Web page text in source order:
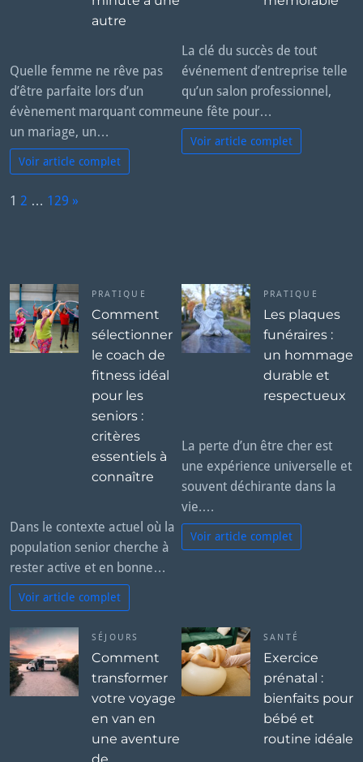
autre
Quelle femme ne rêve pas
d’être parfaite lors d’un
évènement marquant comme
un mariage, un…
Voir article complet
La clé du succès de tout
événement d’entreprise telle
qu’un salon professionnel,
une fête pour…
Voir article complet
P
1 2 … 129
t
»
PRATIQUE
Comment
sélectionner
le coach de
fitness idéal
pour les
seniors :
critères
essentiels à
connaître
Dans le contexte actuel où la
population senior cherche à
rester active et en bonne…
Voir article complet
PRATIQUE
Les plaques
funéraires :
un hommage
durable et
respectueux
La perte d’un être cher est
une expérience universelle et
souvent déchirante dans la
vie.…
Voir article complet
SÉJOURS
Comment
transformer
votre voyage
en van en
une aventure
de
SANTÉ
Exercice
prénatal :
bienfaits pour
bébé et
routine idéale